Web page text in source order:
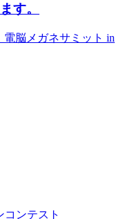
す。
電脳メガネサミット in
ンテスト